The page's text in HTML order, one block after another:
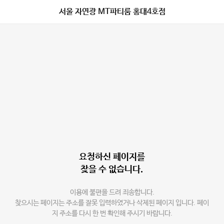
서울 자연광 MT파티룸 홍대4호점
요청하신 페이지를
찾을 수 없습니다.
이용에 불편을 드려 죄송합니다.
찾으시는 페이지는 주소를 잘못 입력하였거나 삭제된 페이지 입니다. 페이
지 주소를 다시 한 번 확인해 주시기 바랍니다.